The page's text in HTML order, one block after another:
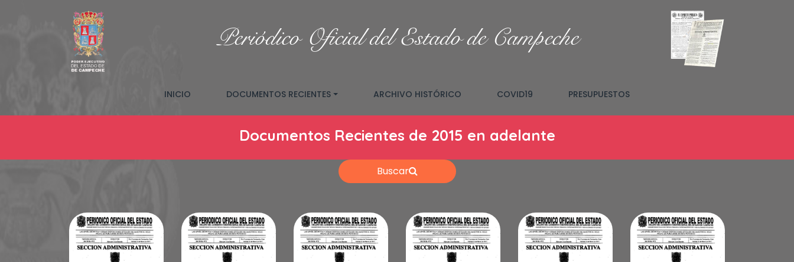
Periódico Oficial del Estado de Campeche
INICIO (CURRENT)DOCUMENTOS RECIENTES ARCHIVO HISTÓRICO COVID19 PRESUPUESTOS
Documentos Recientes de 2015 en adelante
Buscar